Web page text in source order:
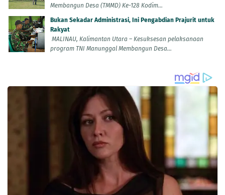
Membangun Desa (TMMD) Ke-128 Kodim...
Bukan Sekadar Administrasi, Ini Pengabdian Prajurit untuk
Rakyat
MALINAU, Kalimantan Utara – Kesuksesan pelaksanaan
program TNI Manunggal Membangun Desa...